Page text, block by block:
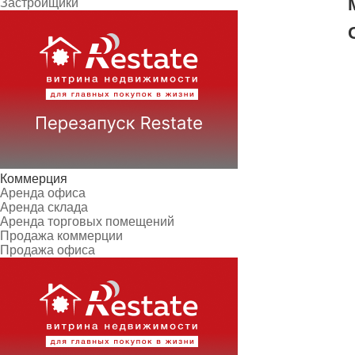
Застройщики
Коммерция
Аренда офиса
Аренда склада
Аренда торговых помещений
Продажа коммерции
Продажа офиса